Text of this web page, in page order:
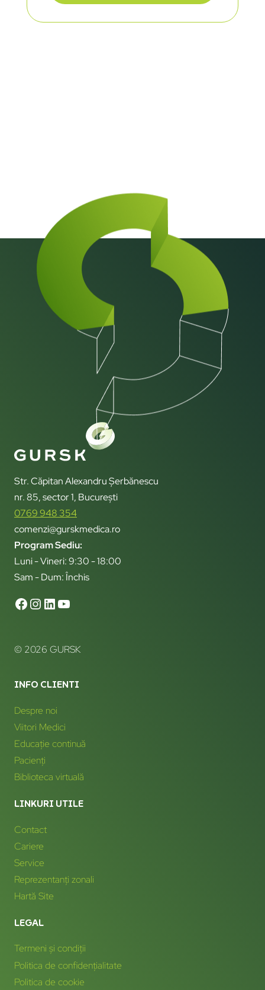
Str. Căpitan Alexandru Șerbănescu
nr. 85, sector 1, București
0769 948 354
comenzi@gurskmedica.ro
Program Sediu:
Luni - Vineri: 9:30 - 18:00
Sam - Dum: Închis
© 2026 GURSK
INFO CLIENTI
Despre noi
Viitori Medici
Educație continuă
Pacienți
Biblioteca virtuală
LINKURI UTILE
Contact
Cariere
Service
Reprezentanți zonali
Hartă Site
LEGAL
Termeni și condiții
Politica de confidențialitate
Politica de cookie